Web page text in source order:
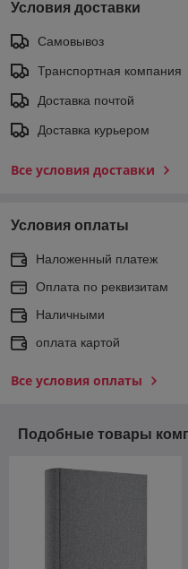
Условия доставки
Самовывоз
Транспортная компания
Доставка почтой
Доставка курьером
Все условия доставки
Условия оплаты
Наложенный платеж
Оплата по реквизитам
Наличными
оплата картой
Все условия оплаты
Подобные товары